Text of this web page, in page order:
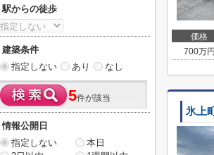
価格
700万円
氷上
駅からの徒歩
建築条件
指定しない
あり なし
5件が該当
情報公開日
指定しない
本日